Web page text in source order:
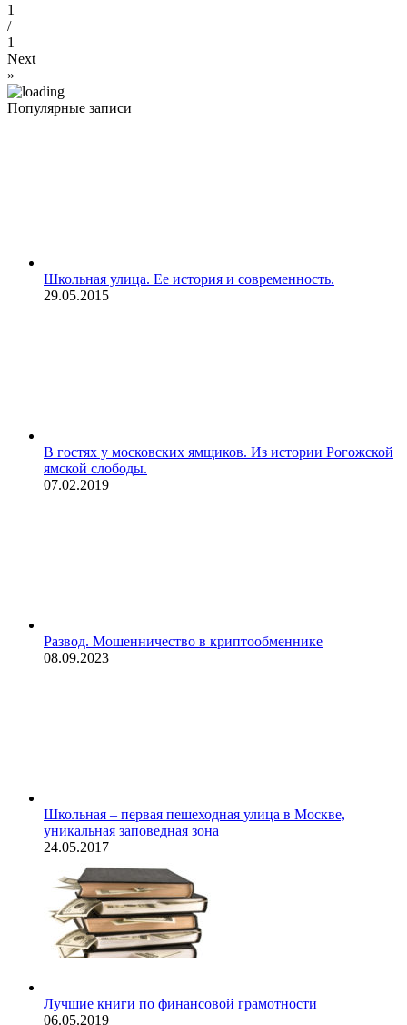
1
/
1
Next
»
Популярные записи
Школьная улица. Ее история и современность.
29.05.2015
В гостях у московских ямщиков. Из истории Рогожской
ямской слободы.
07.02.2019
Развод. Мошенничество в криптообменнике
08.09.2023
Школьная – первая пешеходная улица в Москве,
уникальная заповедная зона
24.05.2017
Лучшие книги по финансовой грамотности
06.05.2019